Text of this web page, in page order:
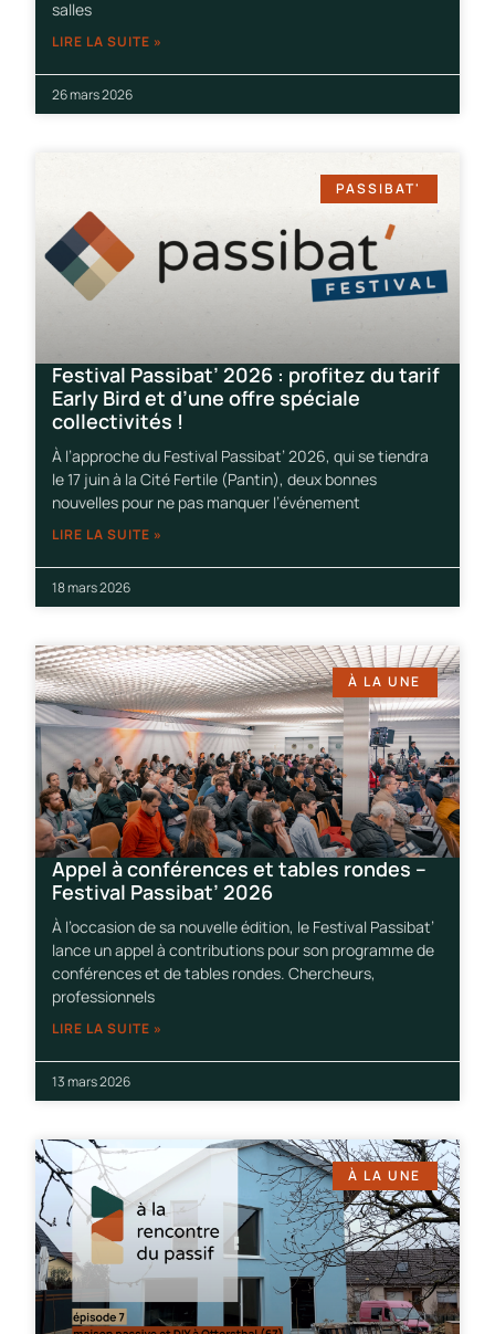
salles
LIRE LA SUITE »
26 mars 2026
PASSIBAT'
Festival Passibat’ 2026 : profitez du tarif
Early Bird et d’une offre spéciale
collectivités !
À l’approche du Festival Passibat’ 2026, qui se tiendra
le 17 juin à la Cité Fertile (Pantin), deux bonnes
nouvelles pour ne pas manquer l’événement
LIRE LA SUITE »
18 mars 2026
À LA UNE
Appel à conférences et tables rondes –
Festival Passibat’ 2026
À l’occasion de sa nouvelle édition, le Festival Passibat’
lance un appel à contributions pour son programme de
conférences et de tables rondes. Chercheurs,
professionnels
LIRE LA SUITE »
13 mars 2026
À LA UNE